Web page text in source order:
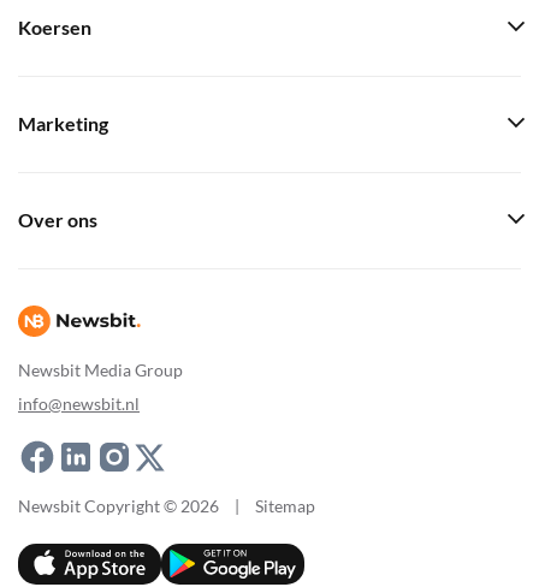
Newsbit Media Group
info@newsbit.nl
Koersen
Marketing
Over ons
Newsbit Copyright © 2026 | Sitemap